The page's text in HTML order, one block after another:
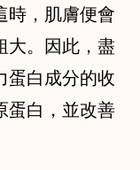
時，肌膚便會
大。因此，盡
蛋白成分的收
蛋白，並改善